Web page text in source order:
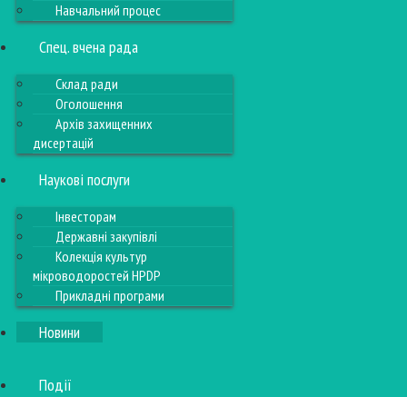
Навчальний процес
Спец. вчена рада
Склад ради
Оголошення
Архів захищенних
дисертацій
Наукові послуги
Інвесторам
Державні закупівлі
Колекція культур
мікроводоростей HPDP
Прикладні програми
Новини
Події